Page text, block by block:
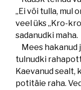
„Ei või tulla, mul
veel üks „Kro-
sadanudki maha.
Mees hakanud
tulnudki
Kaevanud sealt,
potitäie raha.